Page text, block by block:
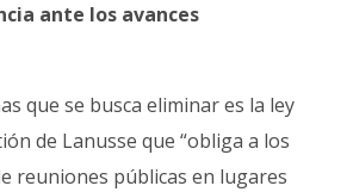
ante los avances
que se busca eliminar es la ley
de Lanusse que “obliga a los
reuniones públicas en lugares